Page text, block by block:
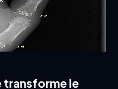
transforme le